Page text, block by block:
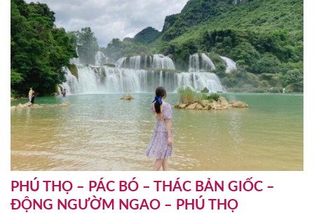
PHÚ THỌ – PÁC BÓ – THÁC BẢN GIỐC –
ĐỘNG NGƯỜM NGAO – PHÚ THỌ